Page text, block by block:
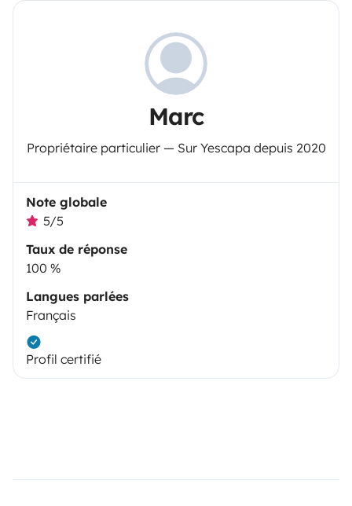
Marc
Propriétaire particulier — Sur Yescapa depuis 2020
Note globale
5/5
Taux de réponse
100 %
Langues parlées
Français
Profil certifié